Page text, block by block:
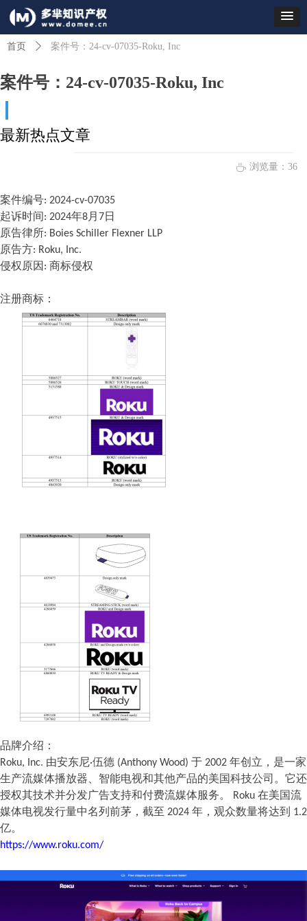
案件号：24-cv-07035-Roku, Inc
首页 ꄲ 案件号：24-cv-07035-Roku, Inc
案件编号: 2024-cv-07035
起诉时间: 2024年8月7日
原告律所: Boies Schiller Flexner LLP
原告方: Roku, Inc.
侵权原因: 商标侵权
注册商标 ：
品牌介绍：
Roku, Inc. 由安东尼·伍德 (Anthony Wood) 于 2002 年创立，是一家
生产流媒体播放器、智能电视和其他产品的美国科技公司。它还
授权其技术并分发广告支持和付费流媒体服务。 Roku 在美国流
媒体电视发行量中名列前茅，截至 2024 年，观众数量将达到 1.2
亿。
https://www.roku.com/
ꄘ 浏览量： 36
最新热点文章